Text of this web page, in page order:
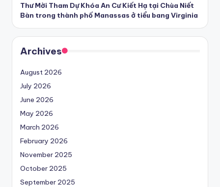
Thư Mời Tham Dự Khóa An Cư Kiết Hạ tại Chùa Niết
Bàn trong thành phố Manassas ở tiểu bang Virginia
Archives
August 2026
July 2026
June 2026
May 2026
March 2026
February 2026
November 2025
October 2025
September 2025